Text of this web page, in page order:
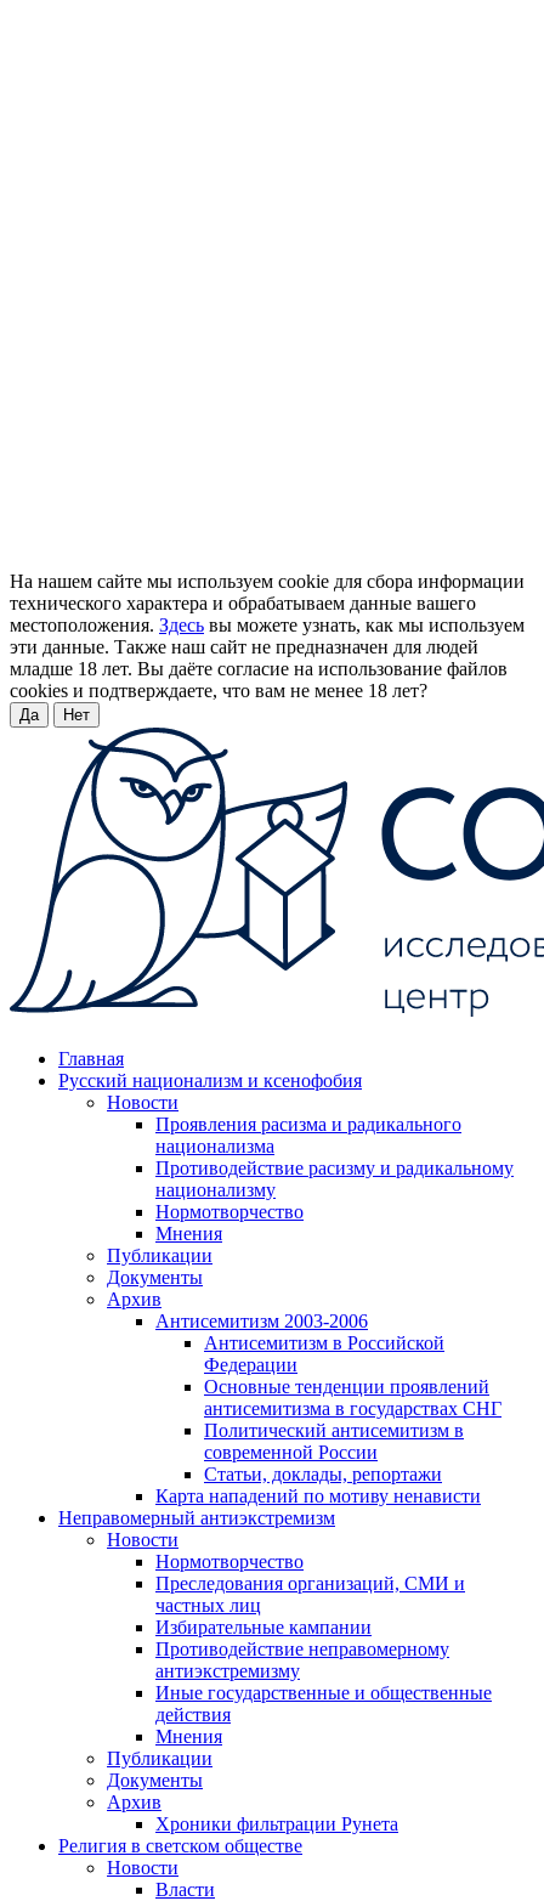
На нашем сайте мы используем cookie для сбора информации
технического характера и обрабатываем данные вашего
местоположения. Здесь вы можете узнать, как мы используем
эти данные. Также наш сайт не предназначен для людей
младше 18 лет. Вы даёте согласие на использование файлов
cookies и подтверждаете, что вам не менее 18 лет?
Да Нет
Главная
Русский национализм и ксенофобия
Новости
Проявления расизма и радикального
национализма
Противодействие расизму и радикальному
национализму
Нормотворчество
Мнения
Публикации
Документы
Архив
Антисемитизм 2003-2006
Антисемитизм в Российской
Федерации
Основные тенденции проявлений
антисемитизма в государствах СНГ
Политический антисемитизм в
современной России
Статьи, доклады, репортажи
Карта нападений по мотиву ненависти
Неправомерный антиэкстремизм
Новости
Нормотворчество
Преследования организаций, СМИ и
частных лиц
Избирательные кампании
Противодействие неправомерному
антиэкстремизму
Иные государственные и общественные
действия
Мнения
Публикации
Документы
Архив
Хроники фильтрации Рунета
Религия в светском обществе
Новости
Власти